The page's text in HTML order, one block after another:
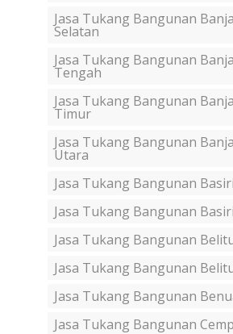
Jasa Tukang Bangunan
Selatan
Jasa Tukang Bangunan
Tengah
Jasa Tukang Bangunan
Timur
Jasa Tukang Bangunan
Utara
Jasa Tukang Bangunan
Jasa Tukang Bangunan
Jasa Tukang Bangunan
Jasa Tukang Bangunan
Jasa Tukang Bangunan
Jasa Tukang Bangunan